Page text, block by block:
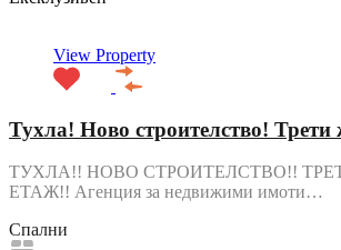
View Property
Тухла! Ново строителство!
ТУХЛА!! НОВО СТРОИТЕЛСТВО!!
ЕТАЖ!! Агенция за недвижими имоти…
Спални